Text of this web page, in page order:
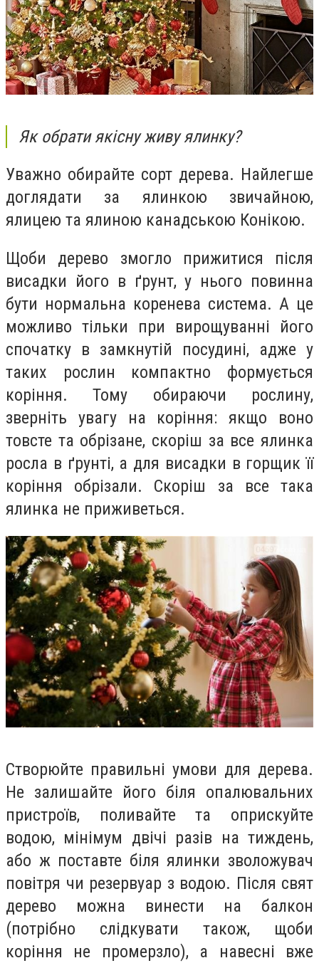
Як обрати якісну живу ялинку?
Уважно обирайте сорт дерева. Найлегше
доглядати за ялинкою звичайною,
ялицею та ялиною канадською Конікою.
Щоби дерево змогло прижитися після
висадки його в ґрунт, у нього повинна
бути нормальна коренева система. А це
можливо тільки при вирощуванні його
спочатку в замкнутій посудині, адже у
таких рослин компактно формується
коріння. Тому обираючи рослину,
зверніть увагу на коріння: якщо воно
товсте та обрізане, скоріш за все ялинка
росла в ґрунті, а для висадки в горщик її
коріння обрізали. Скоріш за все така
ялинка не приживеться.
Створюйте правильні умови для дерева.
Не залишайте його біля опалювальних
пристроїв, поливайте та оприскуйте
водою, мінімум двічі разів на тиждень,
або ж поставте біля ялинки зволожувач
повітря чи резервуар з водою. Після свят
дерево можна винести на балкон
(потрібно слідкувати також, щоби
коріння не промерзло), а навесні вже